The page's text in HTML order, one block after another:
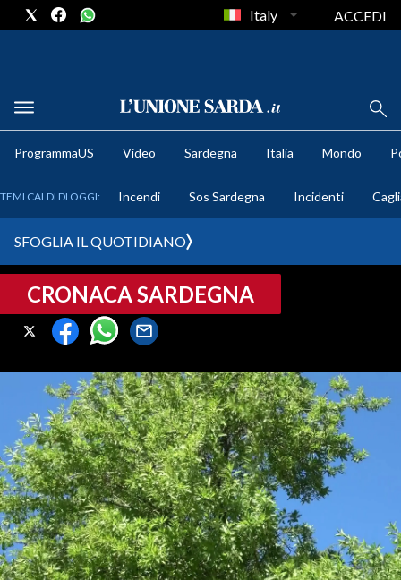
METEO
CRONACA SARDEGNA
CAGLIARI
SULCIS IGLESIENTE
MEDIO CAMPIDANO
ORISTANO E PROVINCIA
SASSARI E PROVINCIA
GALLURA
NUORO E PROVINCIA
OGLIASTRA
AGENDA
Italy ACCEDI
ProgrammaUS Video Sardegna Italia Mondo
TEMI CALDI DI OGGI: Incendi Sos Sardegna Incidenti
SFOGLIA IL QUOTIDIANO
CRONACA SARDEGNA